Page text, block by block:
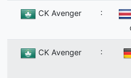
CK Avenger :
CK Avenger :